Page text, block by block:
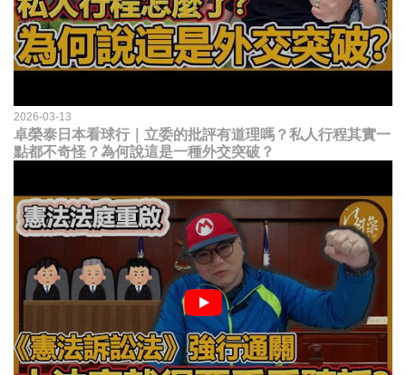
2026-03-13
卓榮泰日本看球行｜立委的批評有道理嗎？私人行程其實一
點都不奇怪？為何說這是一種外交突破？